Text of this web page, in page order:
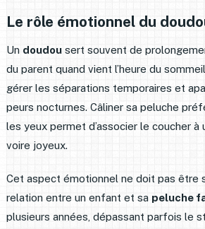
Le rôle émotionnel du
Un doudousert souvent de
du parent quand vient l’heure du
gérer les séparations temporaires et
peurs nocturnes. Câliner sa peluche
les yeux permet d’associer le coucher
voire joyeux.
Cet aspect émotionnel ne doit pas être
relation entre un enfant et sa peluche
plusieurs années, dépassant parfois le